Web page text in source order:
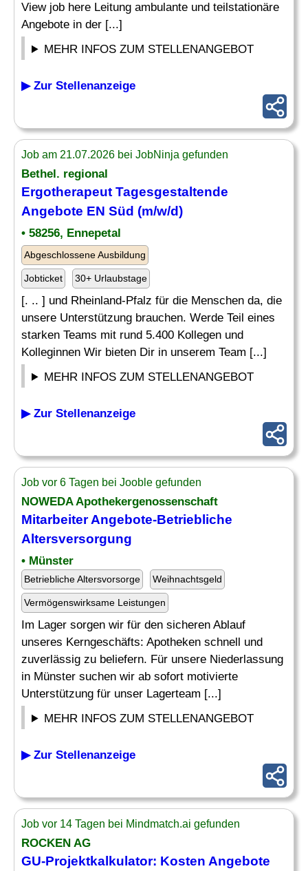
View job here Leitung ambulante und teilstationäre
Angebote in der [...]
MEHR INFOS ZUM STELLENANGEBOT
▶ Zur Stellenanzeige
Job am 21.07.2026 bei JobNinja gefunden
Bethel. regional
Ergotherapeut Tagesgestaltende
Angebote EN Süd (m/w/d)
• 58256, Ennepetal
Abgeschlossene Ausbildung
Jobticket 30+ Urlaubstage
[. .. ] und Rheinland-Pfalz für die Menschen da, die
unsere Unterstützung brauchen. Werde Teil eines
starken Teams mit rund 5.400 Kollegen und
Kolleginnen Wir bieten Dir in unserem Team [...]
MEHR INFOS ZUM STELLENANGEBOT
▶ Zur Stellenanzeige
Job vor 6 Tagen bei Jooble gefunden
NOWEDA Apothekergenossenschaft
MitarbeiterAngebote-Betriebliche
Altersversorgung
• Münster
Betriebliche Altersvorsorge Weihnachtsgeld
Vermögenswirksame Leistungen
Im Lager sorgen wir für den sicheren Ablauf
unseres Kerngeschäfts: Apotheken schnell und
zuverlässig zu beliefern. Für unsere Niederlassung
in Münster suchen wir ab sofort motivierte
Unterstützung für unser Lagerteam [...]
MEHR INFOS ZUM STELLENANGEBOT
▶ Zur Stellenanzeige
Job vor 14 Tagen bei Mindmatch.ai gefunden
ROCKEN AG
GU-Projektkalkulator: Kosten Angebote